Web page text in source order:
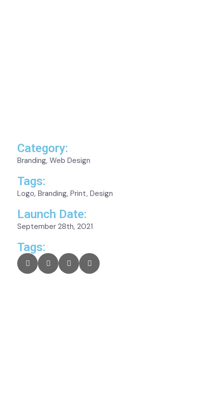
Category:
Branding, Web Design
Tags:
Logo, Branding, Print, Design
Launch Date:
September 28th, 2021
Tags: